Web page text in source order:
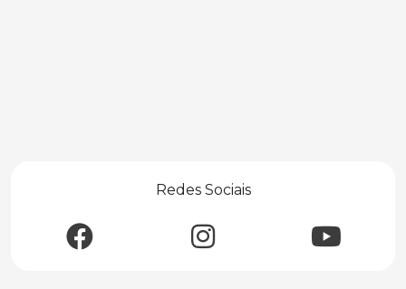
Redes Sociais